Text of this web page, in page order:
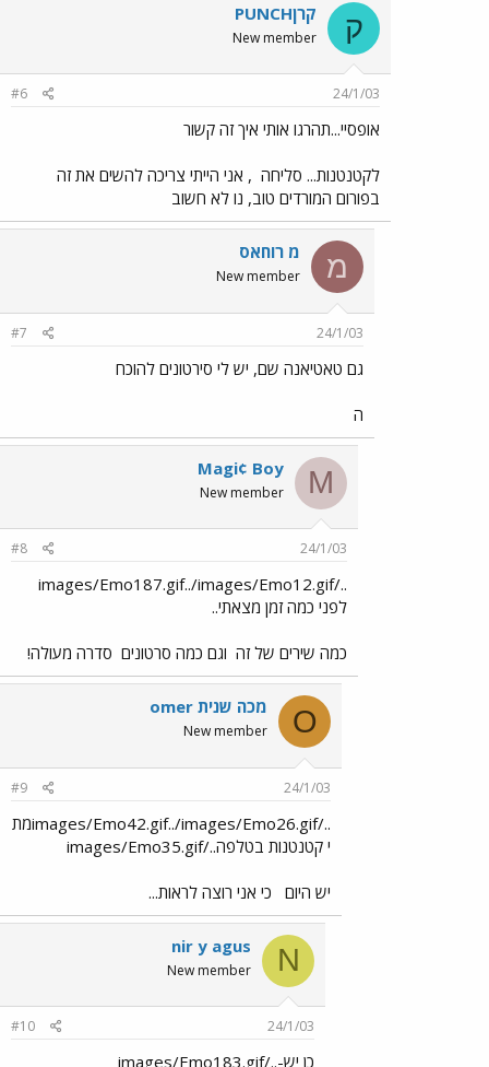
ק קרןPUNCH
New member
24/1/03
#6
אופסיי...תהרגו אותי איך זה קשור
לקטנטנות... סליחה , אני הייתי צריכה להשים את זה
בפורום המורדים טוב, נו לא חשוב
מ מ רוחאס
New member
24/1/03
#7
גם טאטיאנה שם, יש לי סירטונים להוכח
ה
M
Magi¢ Boy
New member
24/1/03
#8
../images/Emo187.gif../images/Emo12.gif
לפני כמה זמן מצאתי..
כמה שירים של זה וגם כמה סרטונים סדרה מעולה!
O omer מכה שנית
New member
24/1/03
#9
../images/Emo42.gif../images/Emo26.gifמת
י קטנטנות בטלפה../images/Emo35.gif
יש היום כי אני רוצה לראות...
N
nir y agus
New member
24/1/03
#10
כן יש-../images/Emo183.gif